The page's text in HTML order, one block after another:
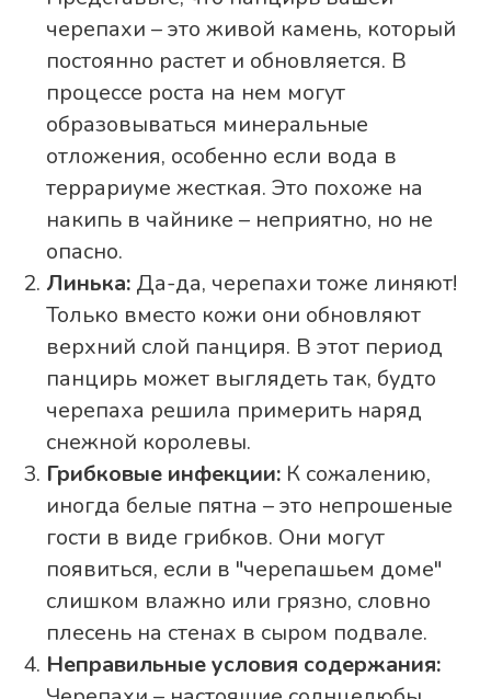
черепахи – это живой камень, который
постоянно растет и обновляется. В
процессе роста на нем могут
образовываться минеральные
отложения, особенно если вода в
террариуме жесткая. Это похоже на
накипь в чайнике – неприятно, но не
опасно.
Линька: Да-да, черепахи тоже линяют!
Только вместо кожи они обновляют
верхний слой панциря. В этот период
панцирь может выглядеть так, будто
черепаха решила примерить наряд
снежной королевы.
Грибковые инфекции: К сожалению,
иногда белые пятна – это непрошеные
гости в виде грибков. Они могут
появиться, если в "черепашьем доме"
слишком влажно или грязно, словно
плесень на стенах в сыром подвале.
Неправильные условия содержания: